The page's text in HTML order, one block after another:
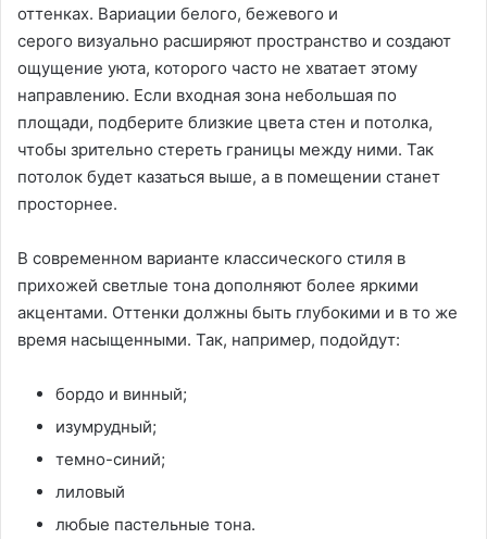
оттенках. Вариации белого, бежевого и
серого визуально расширяют пространство и создают
ощущение уюта, которого часто не хватает этому
направлению. Если входная зона небольшая по
площади, подберите близкие цвета стен и потолка,
чтобы зрительно стереть границы между ними. Так
потолок будет казаться выше, а в помещении станет
просторнее.
В современном варианте классического стиля в
прихожей светлые тона дополняют более яркими
акцентами. Оттенки должны быть глубокими и в то же
время насыщенными. Так, например, подойдут:
бордо и винный;
изумрудный;
темно-синий;
лиловый
любые пастельные тона.